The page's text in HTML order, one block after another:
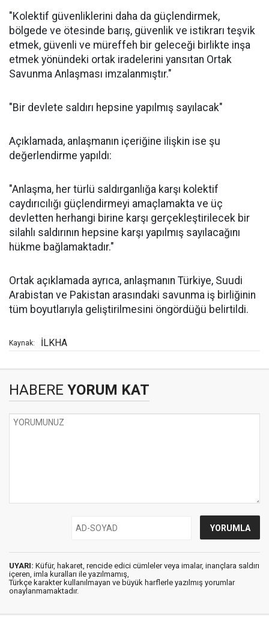
"Kolektif güvenliklerini daha da güçlendirmek,
bölgede ve ötesinde barış, güvenlik ve istikrarı teşvik
etmek, güvenli ve müreffeh bir geleceği birlikte inşa
etmek yönündeki ortak iradelerini yansıtan Ortak
Savunma Anlaşması imzalanmıştır."
"Bir devlete saldırı hepsine yapılmış sayılacak"
Açıklamada, anlaşmanın içeriğine ilişkin ise şu
değerlendirme yapıldı:
"Anlaşma, her türlü saldırganlığa karşı kolektif
caydırıcılığı güçlendirmeyi amaçlamakta ve üç
devletten herhangi birine karşı gerçekleştirilecek bir
silahlı saldırının hepsine karşı yapılmış sayılacağını
hükme bağlamaktadır."
Ortak açıklamada ayrıca, anlaşmanın Türkiye, Suudi
Arabistan ve Pakistan arasındaki savunma iş birliğinin
tüm boyutlarıyla geliştirilmesini öngördüğü belirtildi.
Kaynak: İLKHA
HABERE YORUM KAT
UYARI: Küfür, hakaret, rencide edici cümleler veya imalar, inançlara saldırı
içeren, imla kuralları ile yazılmamış,
Türkçe karakter kullanılmayan ve büyük harflerle yazılmış yorumlar
onaylanmamaktadır.